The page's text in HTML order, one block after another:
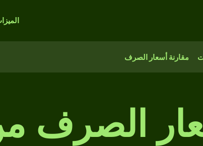
مقارنة أسعار الصرف
الصرف